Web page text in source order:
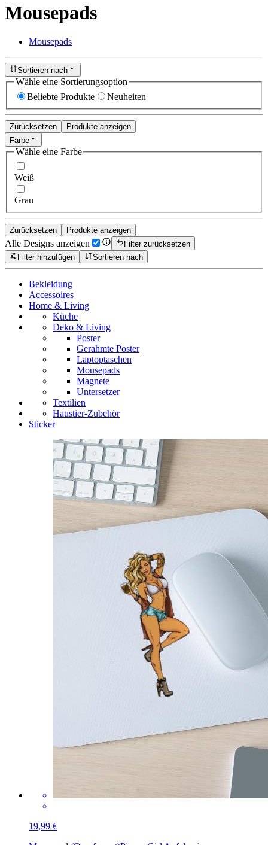
Mousepads
Mousepads
Sortieren nach
Wähle eine Sortierungsoption
Beliebte Produkte
Neuheiten
Zurücksetzen
Produkte anzeigen
Farbe
Wähle eine Farbe
Weiß
Grau
Zurücksetzen Produkte anzeigen
Alle Designs anzeigen
Filter zurücksetzen
Filter hinzufügen
Sortieren nach
Bekleidung
Accessoires
Home & Living
Küche
Deko & Living
Poster
Gerahmte Poster
Laptoptaschen
Mousepads
Magnete
Untersetzer
Textilien
Haustier-Zubehör
Sticker
19,99 €